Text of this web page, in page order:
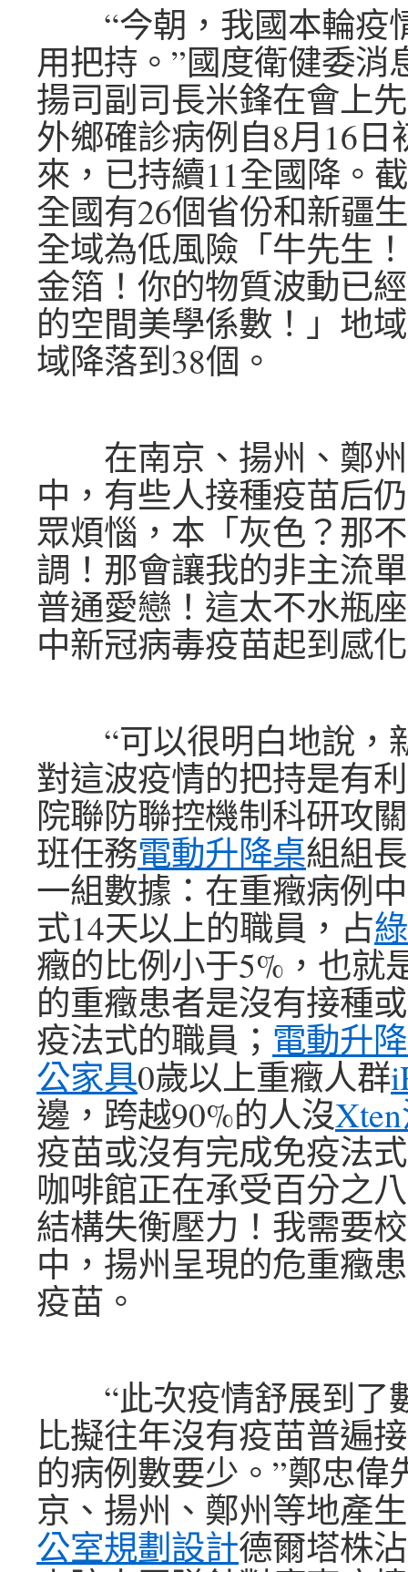
“今朝，我國本輪疫
用把持。”國度衛健委消
揚司副司長米鋒在會上
外鄉確診病例自8月16日
來，已持續11全國降。
全國有26個省份和新疆
全域為低風險「牛先生
金箔！你的物質波動已
的空間美學係數！」地
域降落到38個。
在南京、揚州、鄭州
中，有些人接種疫苗后
眾煩惱，本「灰色？那
調！那會讓我的非主流
普通愛戀！這太不水瓶
中新冠病毒疫苗起到感
“可以很明白地說，
對這波疫情的把持是有
院聯防聯控機制科研攻
班任務電動升降桌組組
一組數據：在重癥病例
式14天以上的職員，占
癥的比例小于5%，也就
的重癥患者是沒有接種
疫法式的職員； 電動升
公家具0歲以上重癥人群
邊，跨越90%的人沒
疫苗或沒有完成免疫法
咖啡館正在承受百分之
結構失衡壓力！我需要
中，揚州呈現的危重癥
疫苗。
“此次疫情舒展到了
比擬往年沒有疫苗普遍
的病例數要少。”鄭忠偉
京、揚州、鄭州等地產
公室規劃設計德爾塔株